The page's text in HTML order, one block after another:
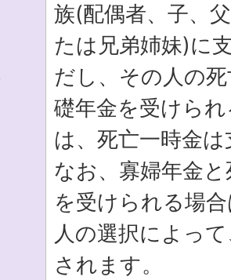
族(配偶者、子、
たは兄弟姉妹)に
だし、その人の
礎年金を受けら
は、死亡一時金
なお、寡婦年金
を受けられる場
人の選択によっ
されます。